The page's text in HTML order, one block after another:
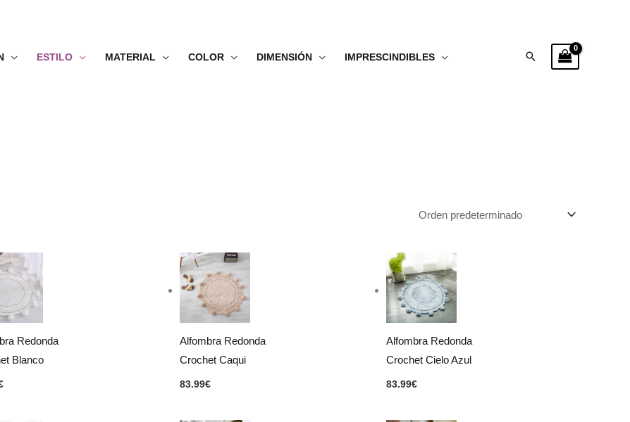
ESTILO MATERIAL COLOR DIMENSIÓN IMPRESCINDIBLES Buscar
Redonda
Blanco
Alfombra Redonda
Crochet Caqui
83.99€
Alfombra Redonda
Crochet Cielo Azul
83.99€